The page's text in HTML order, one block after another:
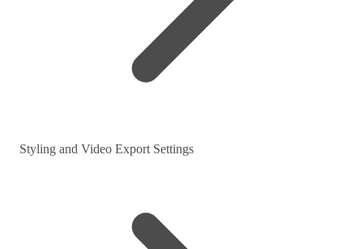
Styling and Video Export Settings